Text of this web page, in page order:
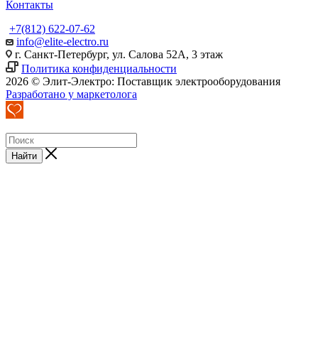
Контакты
+7(812) 622-07-62
info@elite-electro.ru
г. Санкт-Петербург, ул. Салова 52А, 3 этаж
Политика конфиденциальности
2026 © Элит-Электро: Поставщик электрооборудования
Разработано у маркетолога
Найти